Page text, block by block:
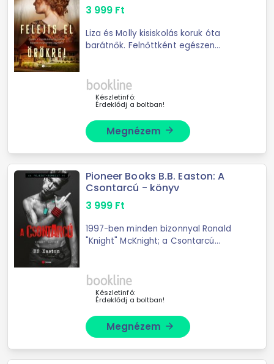
3 999 Ft
Liza és Molly kisiskolás koruk óta
barátnők. Felnőttként egészen
pedig férjhez megy, és Cincinnati
Készletinfó:
Érdeklődj a boltban!
Megnézem arrow_forward
Pioneer Books B.B. Easton: A
Csontarcú - könyv
3 999 Ft
1997-ben minden bizonnyal Ronald
"Knight" McKnight; a Csontarcú
Peach State Középiskolában... sőt
Készletinfó:
Érdeklődj a boltban!
Megnézem arrow_forward